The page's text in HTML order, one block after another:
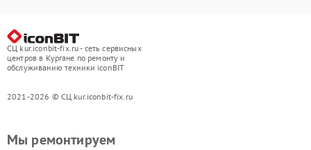
СЦ kur.iconbit-fix.ru - сеть сервисных
центров в Кургане по ремонту и
обслуживанию техники iconBIT
2021-2026 © СЦ kur.iconbit-fix.ru
Мы ремонтируем